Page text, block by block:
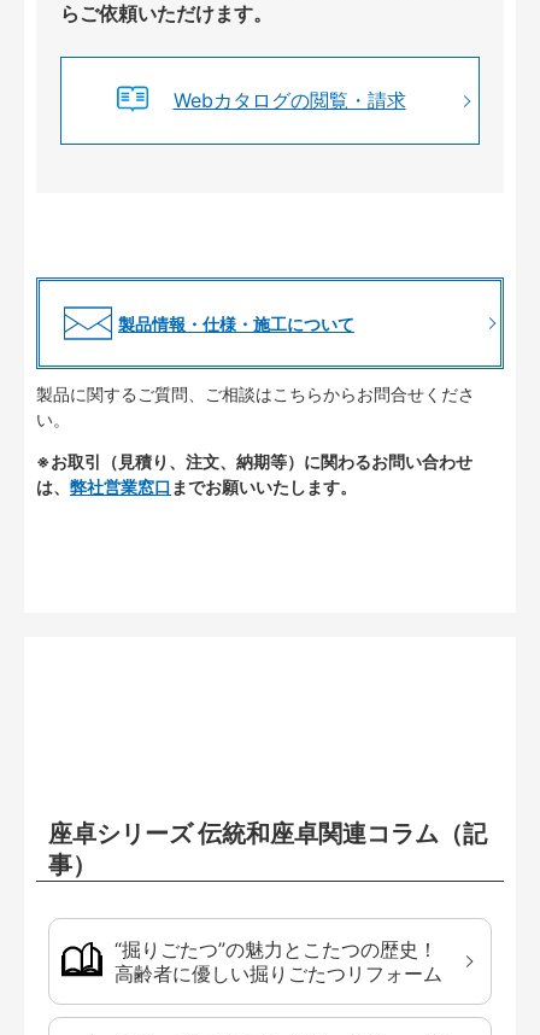
らご依頼いただけます。
Webカタログの閲覧・請求
製品情報・仕様・施工について
製品に関するご質問、ご相談はこちらからお問合せくださ
い。
※お取引（見積り、注文、納期等）に関わるお問い合わせ
は、 弊社営業窓口までお願いいたします。
座卓シリーズ 伝統和座卓関連コラム（記
事）
“掘りごたつ”の魅力とこたつの歴史！
高齢者に優しい掘りごたつリフォーム